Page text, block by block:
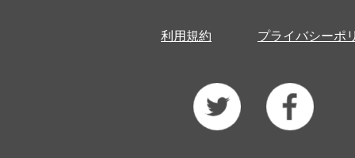
利用規約 プライバシーポ